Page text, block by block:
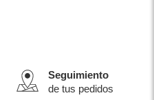
Seguimiento
de tus pedidos